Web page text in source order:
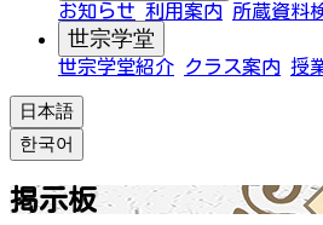
お知らせ 利用案内 所蔵資料
世宗学堂
世宗学堂紹介 クラス案内 授
日本語
한국어
掲示板